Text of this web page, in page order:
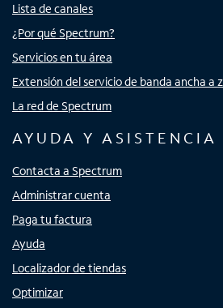
Lista de canales
¿Por qué Spectrum?
Servicios en tu área
Extensión del servicio de banda ancha a
La red de Spectrum
AYUDA Y ASISTENCIA
Contacta a Spectrum
Administrar cuenta
Paga tu factura
Ayuda
Localizador de tiendas
Optimizar